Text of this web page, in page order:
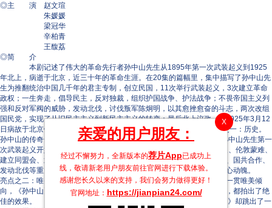
X
亲爱的用户朋友：
经过不懈努力，全新版本的荐片App已成功上
线，敬请新老用户朋友前往官网进行下载体验。
感谢您长久以来的支持，我们会努力做得更好！
官网地址： https://jianpian24.com/
◎主 演 赵文瑄
朱媛媛
梁冠华
辛柏青
王馥荔
◎简 介
本剧记述了伟大的革命先行者孙中山先生从1895年第一次武装起义到1925
年北上，病逝于北京，近三十年的革命生涯。在20集的篇幅里，集中描写了孙中山先
生为推翻统治中国几千年的君主专制，创立民国，11次举行武装起义，3次建立革命
政权；一生奔走，倡导民主，反对独裁，组织护国战争、护法战争；不畏帝国主义列
强和反对军阀的威胁，发动北伐，讨伐叛军陈炯明，以其愈挫愈奋的斗志，两次改组
国民党，实现了从旧民主主义到新民主主义的转变；最后北上议政，于1925年3月12
日病故于北京铁狮子胡同五号。 《孙中山》三大亮点： 亮点之一：历史。
孙中山的传奇一生为电视剧创作提供了一个绝佳蓝本，该剧从1895年孙中山先生第一
次武装起义开始，一直演到他1925年病逝于北京，详尽描述了广州起义、伦敦蒙难、
建立同盟会、武昌起义、创立民国、护国战争、护法战争、改组国民党、国共合作、
发动北伐等重大历史事件，可以说每个故事、每场战斗都险象环生、惊心动魄。
亮点之二：唯美画面。有雄厚的拍摄资金做保障，再加上导演沈好放的一贯唯美倾
向，《孙中山》画面拍摄得非常精美，广东、南京、北京、英国等外景，都拍出了绝
佳的效果。 亮点之三：情感故事。虽然是主旋律题材，但《孙中山》却跳出了一